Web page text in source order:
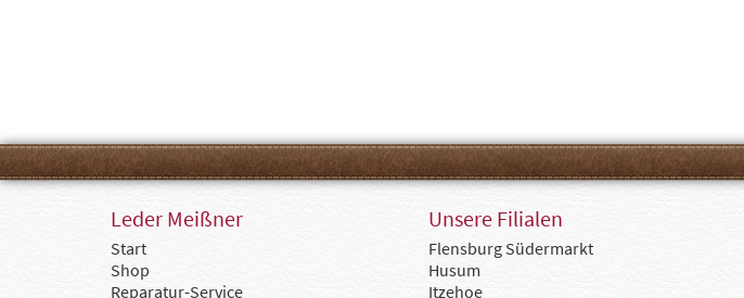
Leder Meißner
Start
Shop
Reparatur-Service
Unsere Filialen
Flensburg Südermarkt
Husum
Itzehoe